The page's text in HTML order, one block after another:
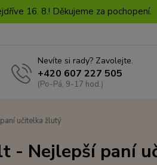
16. 8.! Děkujeme za pochopení.
Nevíte si rady? Zavolejte.
+420 607 227 505
(Po-Pá, 9-17 hod.)
učitelka žlutý
- Nejlepší paní